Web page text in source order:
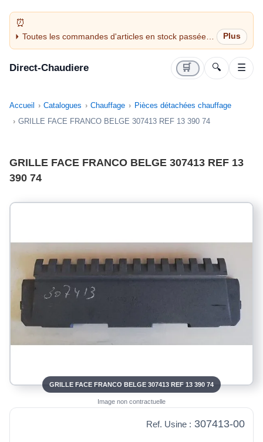
Toutes les commandes d'articles en stock passées
avant 14H sont expédiées le jour même (jours
Direct-Chaudiere 🛒 🔍 ☰
Accueil Catalogues Chauffage
Pièces détachées chauffage
GRILLE FACE FRANCO BELGE 307413 REF 13 390 74
GRILLE FACE FRANCO BELGE 307413 REF 13
390 74
GRILLE FACE FRANCO BELGE 307413 REF 13 390 74
Image non contractuelle
Ref. Usine : 307413-00